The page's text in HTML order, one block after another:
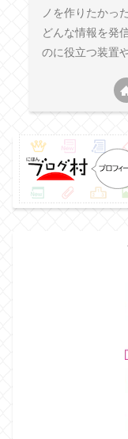
ノを作りたかっ
どんな情報を発
のに役立つ装置